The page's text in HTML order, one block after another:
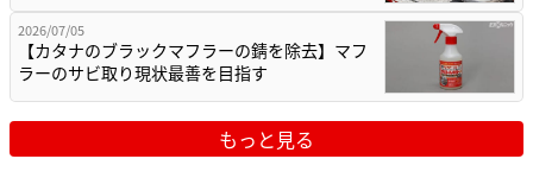
2026/07/05
【カタナのブラックマフラーの錆を除去】マフ
ラーのサビ取り現状最善を目指す
もっと見る